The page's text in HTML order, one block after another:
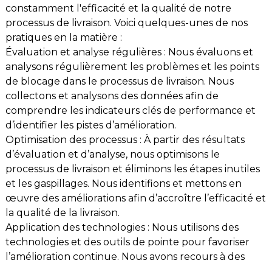
constamment l'efficacité et la qualité de notre
processus de livraison. Voici quelques-unes de nos
pratiques en la matière :
Évaluation et analyse régulières : Nous évaluons et
analysons régulièrement les problèmes et les points
de blocage dans le processus de livraison. Nous
collectons et analysons des données afin de
comprendre les indicateurs clés de performance et
d’identifier les pistes d’amélioration.
Optimisation des processus : À partir des résultats
d’évaluation et d’analyse, nous optimisons le
processus de livraison et éliminons les étapes inutiles
et les gaspillages. Nous identifions et mettons en
œuvre des améliorations afin d’accroître l’efficacité et
la qualité de la livraison.
Application des technologies : Nous utilisons des
technologies et des outils de pointe pour favoriser
l’amélioration continue. Nous avons recours à des